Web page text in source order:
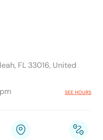
FL 33016, United
SEE HOURS